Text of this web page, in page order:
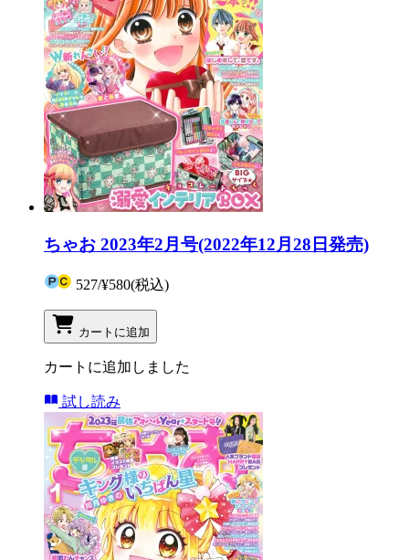
ちゃお 2023年2月号(2022年12月28日発売)
527/¥580(税込)
カートに追加
カートに追加しました
試し読み